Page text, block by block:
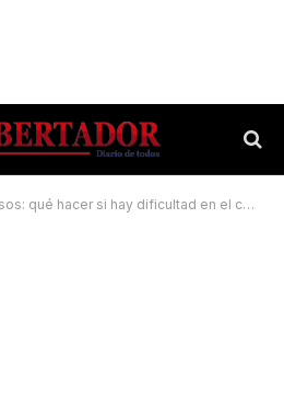
hacer si hay dificultad en el cobro del beneficio